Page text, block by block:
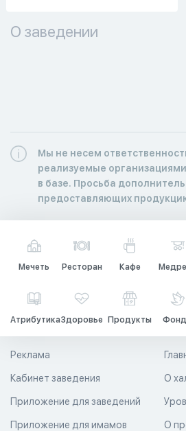
О заведении
Мы не несем
реализуемые
в базе. Просьба
предоставляющих
Мечеть Ресторан Кафе
АтрибутикаЗдоровье Продукты
О
Реклама
Кабинет заведения
Приложение для заведений
Приложение для имамов О